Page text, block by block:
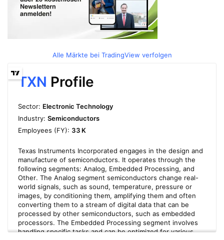
Alle Märkte bei TradingView verfolgen